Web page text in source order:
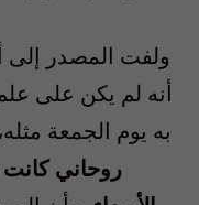
ولفت المصدر إلى
أنه لم يكن على
به يوم الجمعة
روحاني